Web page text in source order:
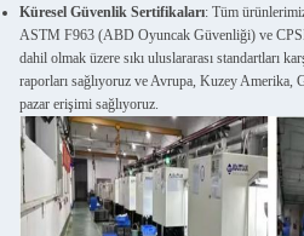
Küresel Güvenlik Sertifikaları: Tüm
ASTM F963 (ABD Oyuncak Güvenliği) ve
dahil olmak üzere sıkı uluslararası standartları
raporları sağlıyoruz ve Avrupa, Kuzey Amerika,
pazar erişimi sağlıyoruz.